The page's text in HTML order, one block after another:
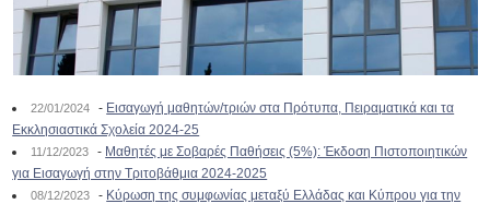
22/01/2024 - Εισαγωγή μαθητών/τριών στα Πρότυπα, Πειραματικά και τα
Εκκλησιαστικά Σχολεία 2024-25
11/12/2023 - Μαθητές με Σοβαρές Παθήσεις (5%): Έκδοση Πιστοποιητικών
για Εισαγωγή στην Τριτοβάθμια 2024-2025
08/12/2023 - Κύρωση της συμφωνίας μεταξύ Ελλάδας και Κύπρου για την